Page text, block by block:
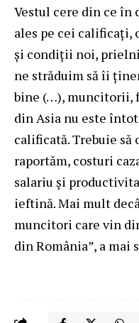
Vestul cere din ce în
ales pe cei
și condiții noi,
ne străduim să îi
bine (…), muncitorii,
din Asia nu este
calificată. Trebuie să
raportăm, costuri
salariu și
ieftină. Mai mult
muncitori care vin
din România”, a mai